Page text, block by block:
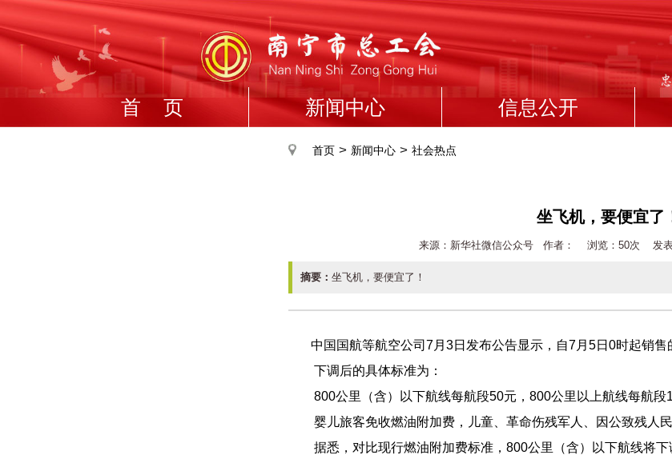
首 页 新闻中心 信息公开
首页 > 新闻中心 > 社会热点
坐飞机，要便宜了
来源：新华社微信公众号 作者： 浏览： 50次 发表
摘要： 坐飞机，要便宜了！
中国国航等航空公司7月3日发布公告显示，自7月5日0时起销售
下调后的具体标准为：
800公里（含）以下航线每航段50元，800公里以上航线每航段
婴儿旅客免收燃油附加费，儿童、革命伤残军人、因公致残人民
据悉，对比现行燃油附加费标准，800公里（含）以下航线将下